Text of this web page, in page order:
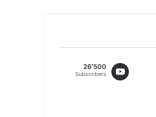
26٬500
Subscribers